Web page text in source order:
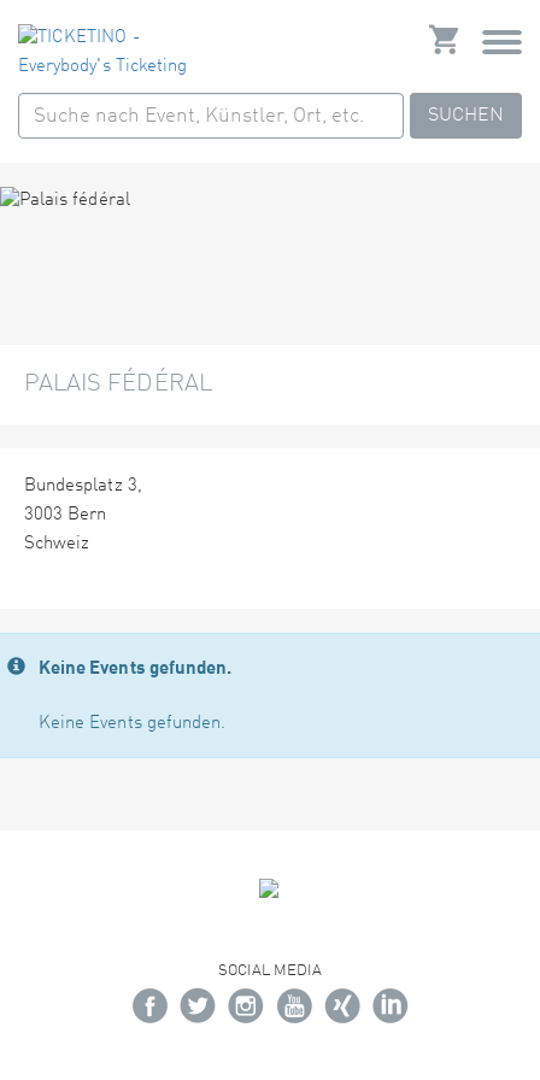
SUCHEN
PALAIS FÉDÉRAL
Bundesplatz 3,
3003 Bern
Schweiz
Keine Events gefunden.
Keine Events gefunden.
SOCIAL MEDIA